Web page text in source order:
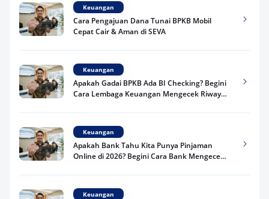
Keuangan
Cara Pengajuan Dana Tunai BPKB Mobil
Cepat Cair & Aman di SEVA
Keuangan
Apakah Gadai BPKB Ada BI Checking? Begini
Cara Lembaga Keuangan Mengecek Riwayat
Keuangan
Apakah Bank Tahu Kita Punya Pinjaman
Online di 2026? Begini Cara Bank Mengecek
Keuangan